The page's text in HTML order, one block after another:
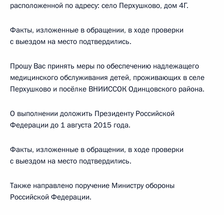
расположенной по адресу: село Перхушково, дом 4Г.
Факты, изложенные в обращении, в ходе проверки
с выездом на место подтвердились.
Прошу Вас принять меры по обеспечению надлежащего
медицинского обслуживания детей, проживающих в селе
Перхушково и посёлке ВНИИССОК Одинцовского района.
О выполнении доложить Президенту Российской
Федерации до 1 августа 2015 года.
Факты, изложенные в обращении, в ходе проверки
с выездом на место подтвердились.
Также направлено поручение Министру обороны
Российской Федерации.